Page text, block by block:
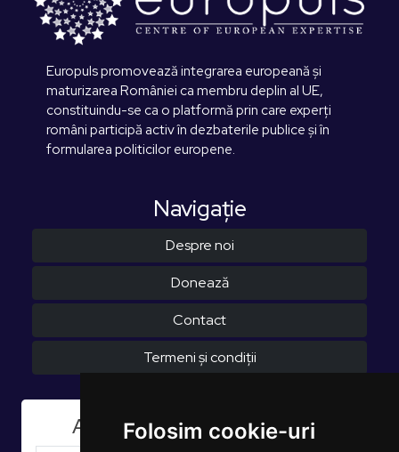
Folosim cookie-uri
Europuls promovează integrarea europeană și
maturizarea României ca membru deplin al UE,
constituindu-se ca o platformă prin care experți
români participă activ în dezbaterile publice și în
formularea politicilor europene.
Navigaţie
Despre noi
Donează
Contact
Termeni și condiții
Aboneaza-te la Newsletter